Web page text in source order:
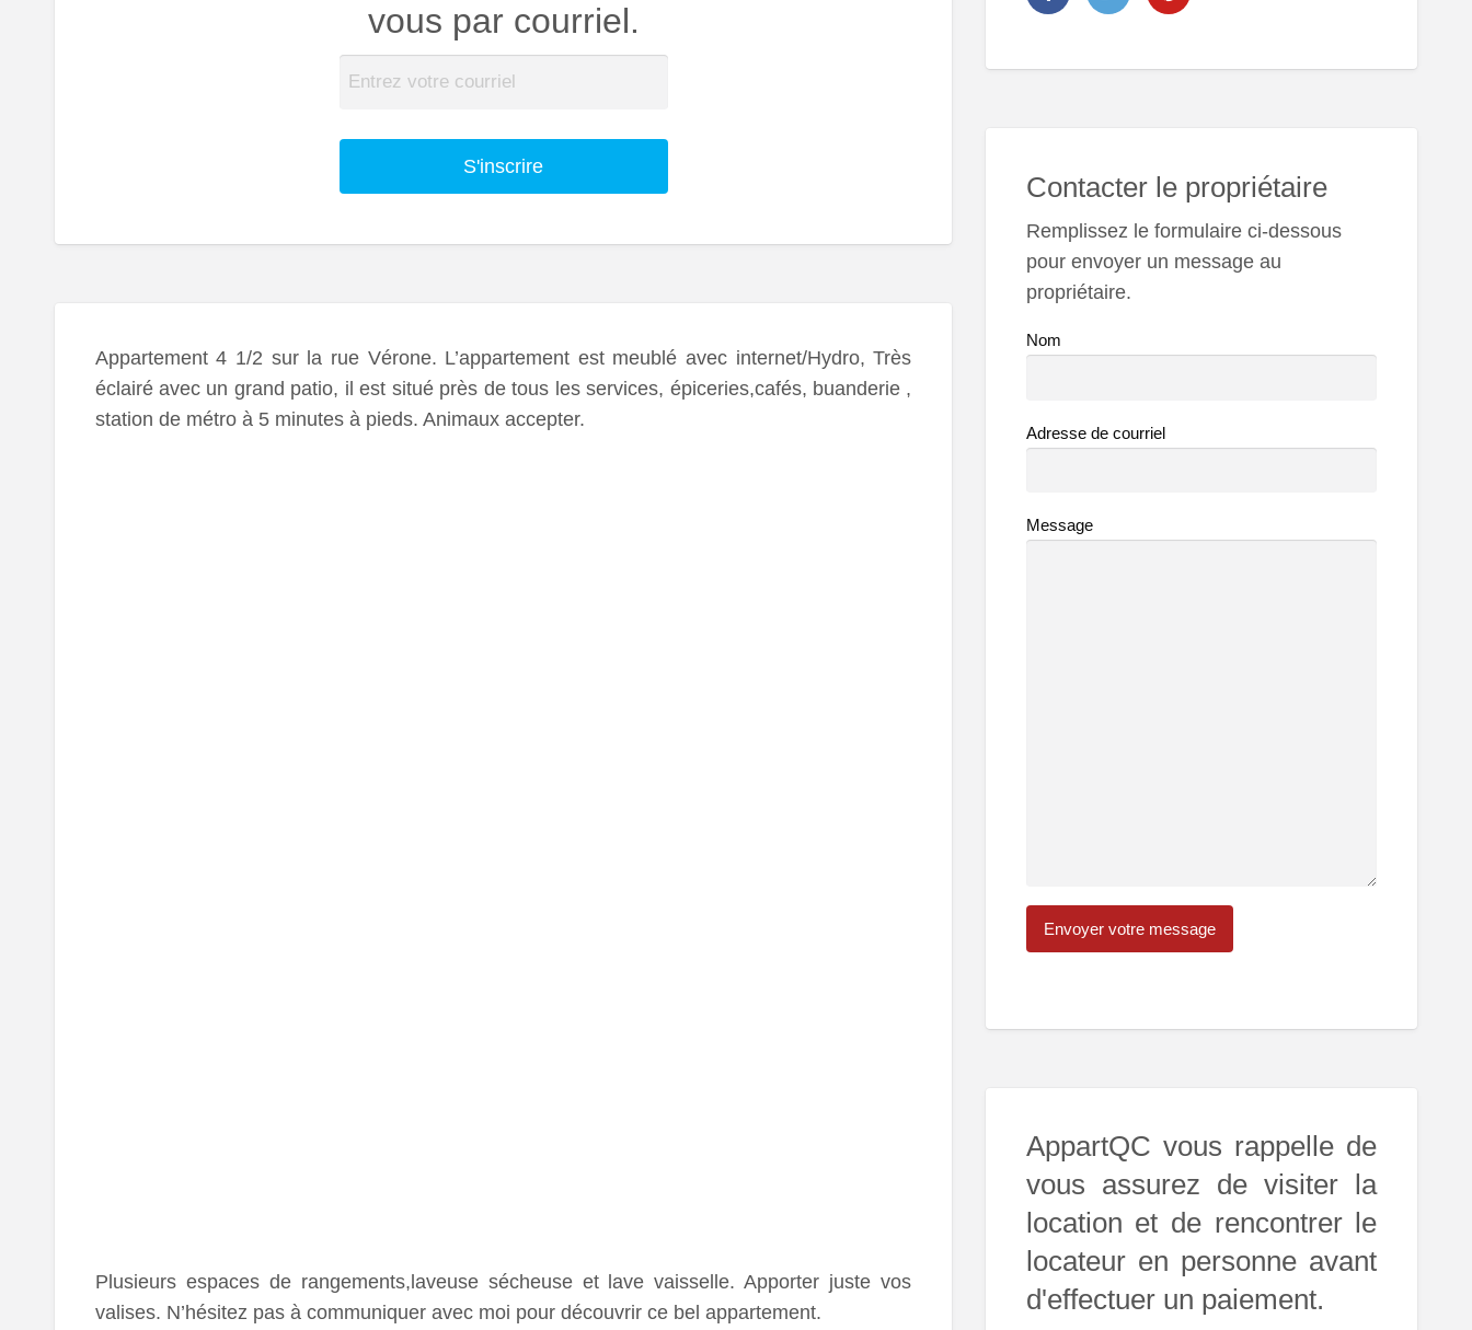
vous par courriel.
S'inscrire
Appartement 4 1/2 sur la rue Vérone. L’appartement est meublé avec internet/Hydro, Très
éclairé avec un grand patio, il est situé près de tous les services, épiceries,cafés, buanderie ,
station de métro à 5 minutes à pieds. Animaux accepter.
Plusieurs espaces de rangements,laveuse sécheuse et lave vaisselle. Apporter juste vos
valises. N’hésitez pas à communiquer avec moi pour découvrir ce bel appartement.
Contacter le propriétaire
Remplissez le formulaire ci-dessous
pour envoyer un message au
propriétaire.
Nom
Adresse de courriel
Message
AppartQC vous rappelle de
vous assurez de visiter la
location et de rencontrer le
locateur en personne avant
d'effectuer un paiement.